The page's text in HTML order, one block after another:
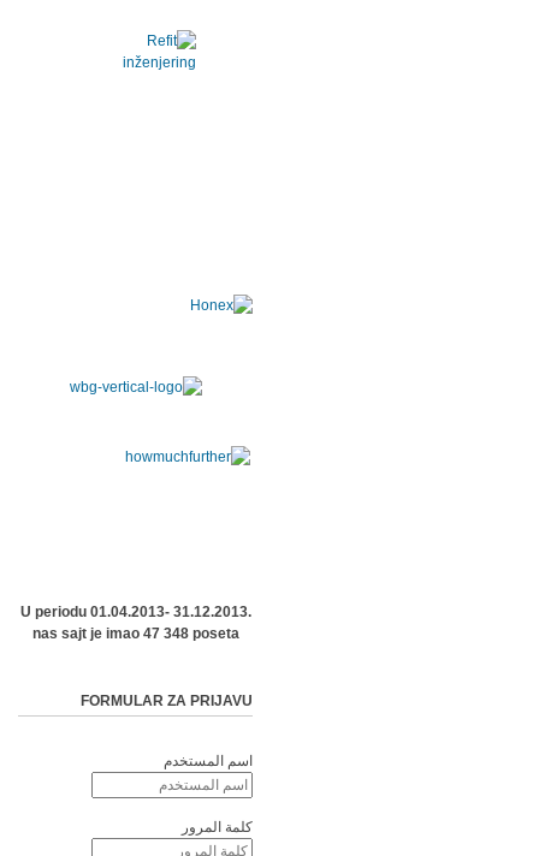
U periodu 01.04.2013- 31.12.2013.
nas sajt je imao 47 348 poseta
FORMULAR ZA PRIJAVU
اسم المستخدم
كلمة المرور